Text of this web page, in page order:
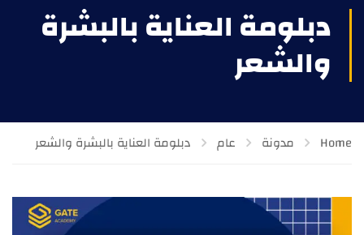
دبلومة العناية بالبشرة
والشعر
Home مدونة عام دبلومة العناية بالبشرة والشعر